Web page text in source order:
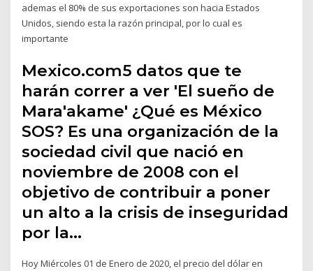
ademas el 80% de sus exportaciones son hacia Estados
Unidos, siendo esta la razón principal, por lo cual es
importante
Mexico.com5 datos que te
harán correr a ver 'El sueño de
Mara'akame' ¿Qué es México
SOS? Es una organización de la
sociedad civil que nació en
noviembre de 2008 con el
objetivo de contribuir a poner
un alto a la crisis de inseguridad
por la…
Hoy Miércoles 01 de Enero de 2020, el precio del dólar en